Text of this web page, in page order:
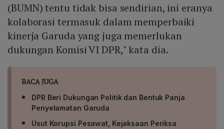
(BUMN) tentu tidak bisa sendirian, ini eranya
kolaborasi termasuk dalam memperbaiki
kinerja Garuda yang juga memerlukan
dukungan Komisi VI DPR," kata dia.
BACA JUGA
DPR Beri Dukungan Politik dan Bentuk Panja
Penyelamatan Garuda
Usut Korupsi Pesawat, Kejaksaan Periksa